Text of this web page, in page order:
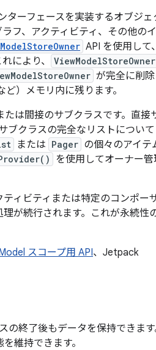
ターフェースを実装するオブジェ
フ、アクティビティ、その他の
API を使用して、
により、
ViewModelStoreOwner
が完全に削
）メモリ内に残ります。
たは間接のサブクラスです。直接
ブクラスの完全なリストについて
または Pager の個々のアイテ
を使用してオーナー管
ィビティまたは特定のコンポー
が続行されます。これが永続性
スコープ用 API、Jetpack
の終了後もデータを保持できま
維持できます。